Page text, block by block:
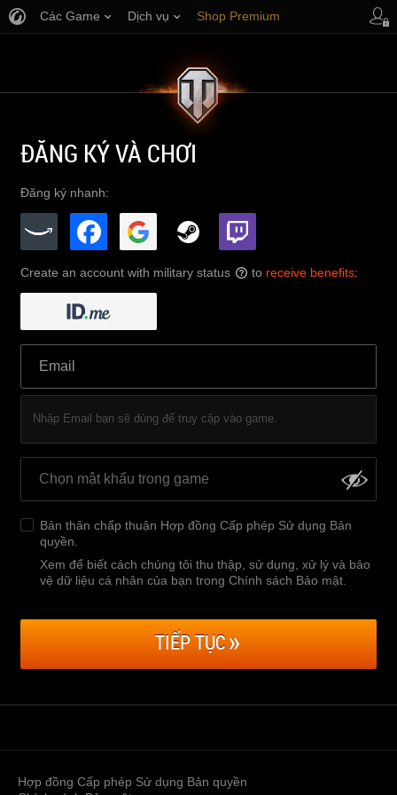
Các Game Dịch vụ Shop Premium
ĐĂNG KÝ VÀ CHƠI
Đăng ký nhanh:
Create an account with military status ? to receive benefits:
Nhập Email bạn sẽ dùng để truy cập vào game.
Bản thân chấp thuận Hợp đồng Cấp phép Sử dụng Bản
quyền
Xem để biết cách chúng tôi thu thập, sử dụng, xử lý và bảo
vệ dữ liệu cá nhân của bạn trong Chính sách Bảo mật
TIẾP TỤC
Hợp đồng Cấp phép Sử dụng Bản quyền